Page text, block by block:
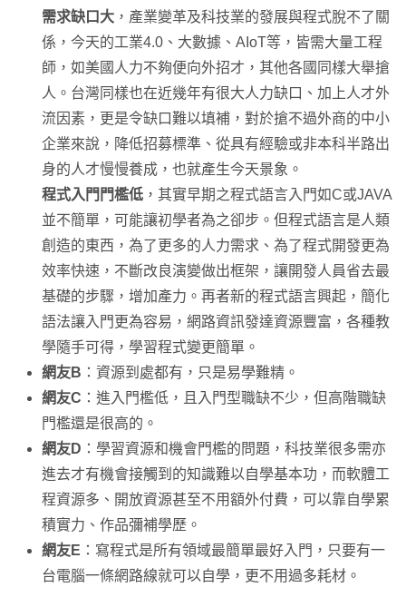
需求缺口大 ，產業變革及科技業的發展與程式脫不了關
係，今天的工業4.0、大數據、AIoT等，皆需大量工程
師，如美國人力不夠便向外招才，其他各國同樣大舉搶
人。台灣同樣也在近幾年有很大人力缺口、加上人才外
流因素，更是令缺口難以填補，對於搶不過外商的中小
企業來說，降低招募標準、從具有經驗或非本科半路出
身的人才慢慢養成，也就產生今天景象。
程式入門門檻低 ，其實早期之程式語言入門如C或JAVA
並不簡單，可能讓初學者為之卻步。但程式語言是人類
創造的東西，為了更多的人力需求、為了程式開發更為
效率快速，不斷改良演變做出框架，讓開發人員省去最
基礎的步驟，增加產力。再者新的程式語言興起，簡化
語法讓入門更為容易，網路資訊發達資源豐富，各種教
學隨手可得，學習程式變更簡單。
網友B ：資源到處都有，只是易學難精。
網友C ：進入門檻低，且入門型職缺不少，但高階職缺
門檻還是很高的。
網友D ：學習資源和機會門檻的問題，科技業很多需亦
進去才有機會接觸到的知識難以自學基本功，而軟體工
程資源多、開放資源甚至不用額外付費，可以靠自學累
積實力、作品彌補學歷。
網友E ：寫程式是所有領域最簡單最好入門，只要有一
台電腦一條網路線就可以自學，更不用過多耗材。